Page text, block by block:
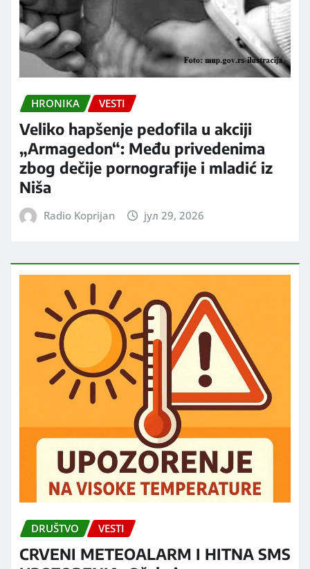
HRONIKA VESTI
Veliko hapšenje pedofila u akciji
„Armagedon“: Među privedenima
zbog dečije pornografije i mladić iz
Niša
Radio Koprijan јул 29, 2026
DRUŠTVO VESTI
CRVENI METEOALARM I HITNA SMS